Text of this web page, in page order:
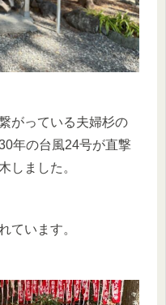
がっている夫婦杉の
年の台風24号が直撃
しました。
ています。